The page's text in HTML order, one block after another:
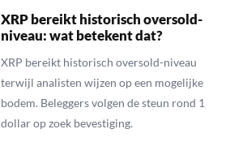
XRP bereikt historisch oversold-
niveau: wat betekent dat?
XRP bereikt historisch oversold-niveau
terwijl analisten wijzen op een mogelijke
bodem. Beleggers volgen de steun rond 1
dollar op zoek bevestiging.